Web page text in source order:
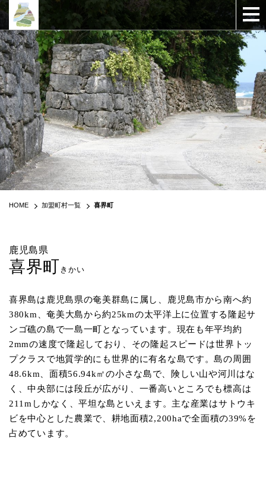
HOME 加盟町村一覧 喜界町
鹿児島県
喜界町 きかい
喜界島は鹿児島県の奄美群島に属し、鹿児島市から南へ約
380km、奄美大島から約25kmの太平洋上に位置する隆起サ
ンゴ礁の島で一島一町となっています。現在も年平均約
2mmの速度で隆起しており、その隆起スピードは世界トッ
プクラスで地質学的にも世界的に有名な島です。島の周囲
48.6km、面積56.94k㎡の小さな島で、険しい山や河川はな
く、中央部には段丘が広がり、一番高いところでも標高は
211mしかなく、平坦な島といえます。主な産業はサトウキ
ビを中心とした農業で、耕地面積2,200haで全面積の39%を
占めています。